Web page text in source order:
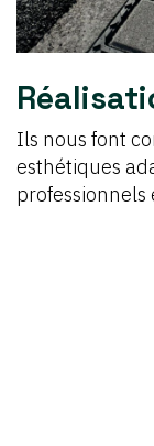
Ils nous font
esthétiques
professionnels